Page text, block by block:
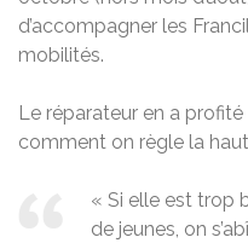
d’accompagner les
mobilités.
Le réparateur en a
comment on règle la
« Si elle est trop
de jeunes, on